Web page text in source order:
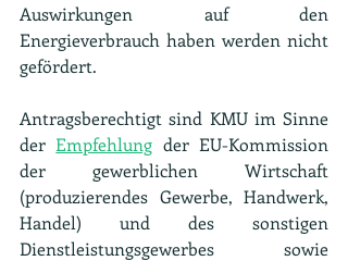
Auswirkungen auf den
Energieverbrauch haben werden nicht
gefördert.
Antragsberechtigt sind KMU im Sinne
der Empfehlung der EU-Kommission
der gewerblichen Wirtschaft
(produzierendes Gewerbe, Handwerk,
Handel) und des sonstigen
Dienstleistungsgewerbes sowie